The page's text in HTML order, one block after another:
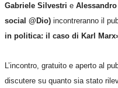
Gabriele Silvestri e
social @Dio) incontreranno il
in politica: il caso di Karl
L’incontro, gratuito e aperto al
discutere su quanto sia stato